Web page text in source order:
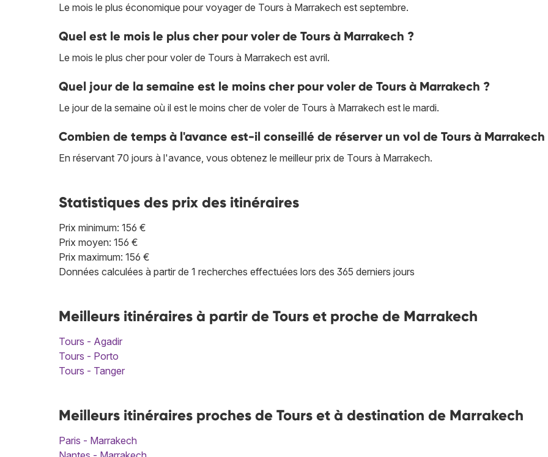
Le mois le plus économique pour voyager de Tours à Marrakech est septembre.
Quel est le mois le plus cher pour voler de Tours à Marrakech ?
Le mois le plus cher pour voler de Tours à Marrakech est avril.
Quel jour de la semaine est le moins cher pour voler de Tours à Marrakech ?
Le jour de la semaine où il est le moins cher de voler de Tours à Marrakech est le mardi.
Combien de temps à l'avance est-il conseillé de réserver un vol de Tours à Marrakech
En réservant 70 jours à l'avance, vous obtenez le meilleur prix de Tours à Marrakech.
Statistiques des prix des itinéraires
Prix minimum: 156 €
Prix moyen: 156 €
Prix maximum: 156 €
Données calculées à partir de 1 recherches effectuées lors des 365 derniers jours
Meilleurs itinéraires à partir de Tours et proche de Marrakech
Tours - Agadir
Tours - Porto
Tours - Tanger
Meilleurs itinéraires proches de Tours et à destination de Marrakech
Paris - Marrakech